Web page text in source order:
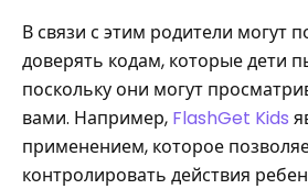
В связи с этим родители могут
доверять кодам, которые дети
поскольку они могут
вами. Например, FlashGet Kids
применением, которое
контролировать действия